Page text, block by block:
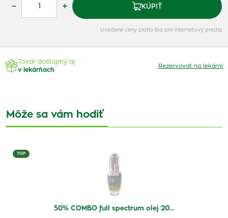
– + KÚPIŤ
Uvedené ceny platia iba pre internetový predaj
Tovar dostupný aj
v lekárňach
Rezervovať na lekárni
Môže sa vám hodiť
TOP
50% COMBO full spectrum olej 20…